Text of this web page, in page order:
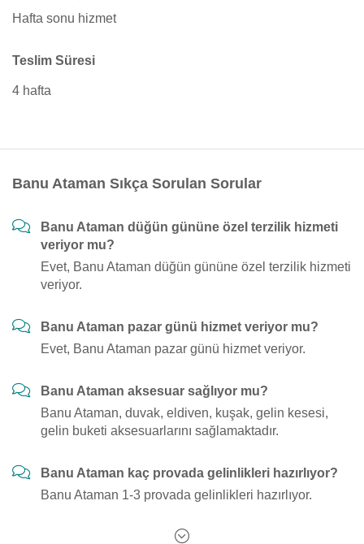
Hafta sonu hizmet
Teslim Süresi
4 hafta
Banu Ataman Sıkça Sorulan Sorular
Banu Ataman düğün gününe özel terzilik hizmeti
veriyor mu?
Evet, Banu Ataman düğün gününe özel terzilik hizmeti
veriyor.
Banu Ataman pazar günü hizmet veriyor mu?
Evet, Banu Ataman pazar günü hizmet veriyor.
Banu Ataman aksesuar sağlıyor mu?
Banu Ataman, duvak, eldiven, kuşak, gelin kesesi,
gelin buketi aksesuarlarını sağlamaktadır.
Banu Ataman kaç provada gelinlikleri hazırlıyor?
Banu Ataman 1-3 provada gelinlikleri hazırlıyor.